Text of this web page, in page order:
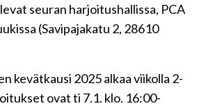
seuran harjoitushallissa, PCA
(Savipajakatu 2, 28610
kevätkausi 2025 alkaa viikolla 2-
ovat ti 7.1. klo. 16:00-